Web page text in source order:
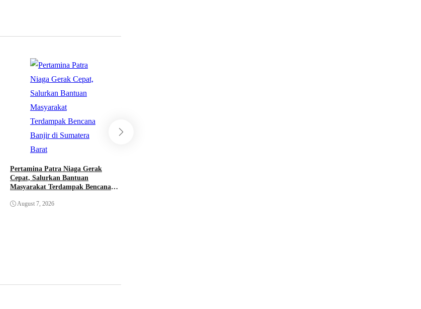
Pertamina Patra Niaga Gerak
Cepat, Salurkan Bantuan
Masyarakat Terdampak Bencana
August 7, 2026